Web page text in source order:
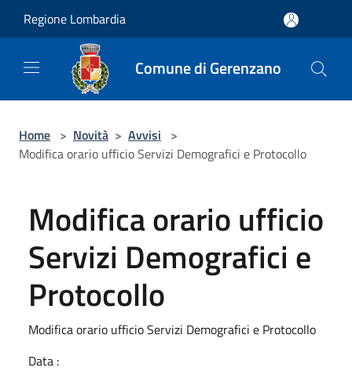
Regione Lombardia
Comune di Gerenzano
Home > Novità > Avvisi >
Modifica orario ufficio Servizi Demografici e Protocollo
Modifica orario ufficio
Servizi Demografici e
Protocollo
Modifica orario ufficio Servizi Demografici e Protocollo
Data :